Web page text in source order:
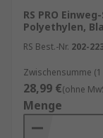
RS PRO
Polyethylen,
RS Best.-Nr. 202-
Zwischensumme
28,99 €(ohne
Menge